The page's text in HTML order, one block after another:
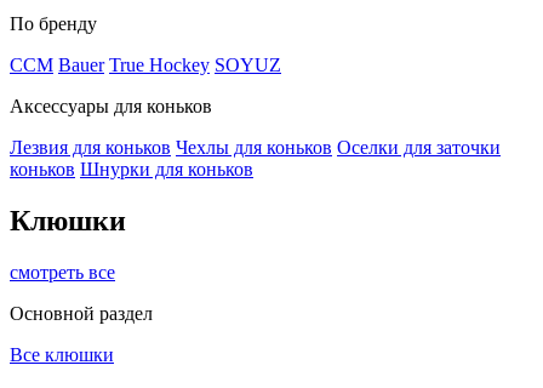
По бренду
ССМ Bauer True Hockey SOYUZ
Аксессуары для коньков
Лезвия для коньков Чехлы для коньков Оселки для заточки
коньков Шнурки для коньков
Клюшки
смотреть все
Основной раздел
Все клюшки